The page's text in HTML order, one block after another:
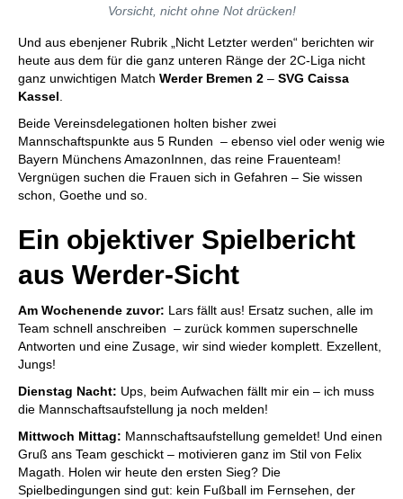
Vorsicht, nicht ohne Not drücken!
Und aus ebenjener Rubrik „Nicht Letzter werden“ berichten wir
heute aus dem für die ganz unteren Ränge der 2C-Liga nicht
ganz unwichtigen Match Werder Bremen 2 – SVG Caissa
Kassel.
Beide Vereinsdelegationen holten bisher zwei
Mannschaftspunkte aus 5 Runden – ebenso viel oder wenig wie
Bayern Münchens AmazonInnen, das reine Frauenteam!
Vergnügen suchen die Frauen sich in Gefahren – Sie wissen
schon, Goethe und so.
Ein objektiver Spielbericht
aus Werder-Sicht
Am Wochenende zuvor: Lars fällt aus! Ersatz suchen, alle im
Team schnell anschreiben – zurück kommen superschnelle
Antworten und eine Zusage, wir sind wieder komplett. Exzellent,
Jungs!
Dienstag Nacht: Ups, beim Aufwachen fällt mir ein – ich muss
die Mannschaftsaufstellung ja noch melden!
Mittwoch Mittag: Mannschaftsaufstellung gemeldet! Und einen
Gruß ans Team geschickt – motivieren ganz im Stil von Felix
Magath. Holen wir heute den ersten Sieg? Die
Spielbedingungen sind gut: kein Fußball im Fernsehen, der